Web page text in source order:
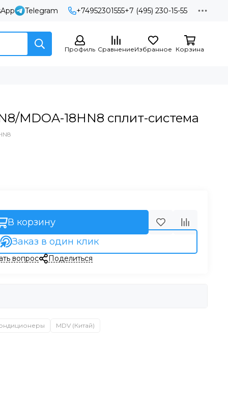
Telegram +74952301555+7 (495) 230-15-55
Профиль СравнениеИзбранное Корзина
MDOA-18HN8 сплит-система
В корзину
Заказ в один клик
вопрос Поделиться
MDV (Китай)